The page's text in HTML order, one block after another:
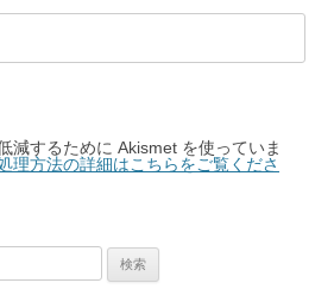
減するために Akismet を使っていま
理方法の詳細はこちらをご覧くださ